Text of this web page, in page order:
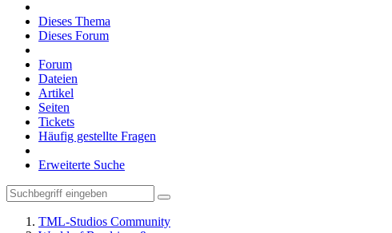
Dieses Thema
Dieses Forum
Forum
Dateien
Artikel
Seiten
Tickets
Häufig gestellte Fragen
Erweiterte Suche
TML-Studios Community